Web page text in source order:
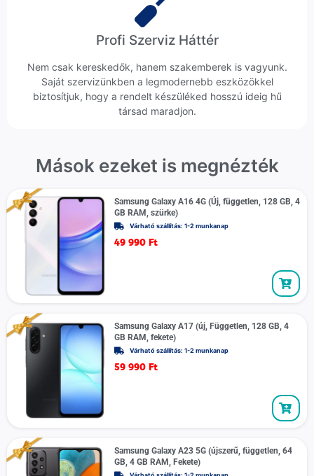
Profi Szerviz Háttér
Nem csak kereskedők, hanem szakemberek is vagyunk.
Saját szervizünkben a legmodernebb eszközökkel
biztosítjuk, hogy a rendelt készüléked hosszú ideig hű
társad maradjon.
Mások ezeket is megnézték
Samsung Galaxy A16 4G (Új, független, 128 GB, 4
GB RAM, szürke)
Várható szállítás: 1-2 munkanap
49 990 Ft
Samsung Galaxy A17 (új, Független, 128 GB, 4
GB RAM, fekete)
Várható szállítás: 1-2 munkanap
59 990 Ft
Samsung Galaxy A23 5G (újszerű, független, 64
GB, 4 GB RAM, Fekete)